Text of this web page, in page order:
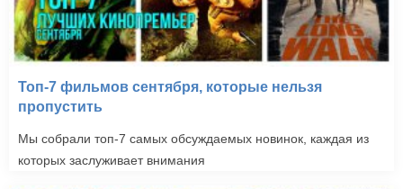
Топ-7 фильмов сентября, которые нельзя
пропустить
Мы собрали топ-7 самых обсуждаемых новинок, каждая из
которых заслуживает внимания